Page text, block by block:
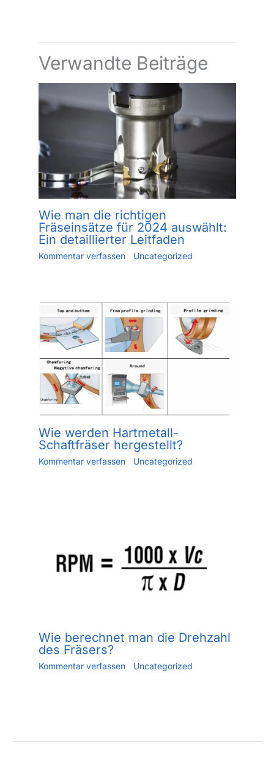
Verwandte Beiträge
Wie man die richtigen
Fräseinsätze für 2024 auswählt:
Ein detaillierter Leitfaden
Kommentar verfassen Uncategorized
Wie werden Hartmetall-
Schaftfräser hergestellt?
Kommentar verfassen Uncategorized
Wie berechnet man die Drehzahl
des Fräsers?
Kommentar verfassen Uncategorized